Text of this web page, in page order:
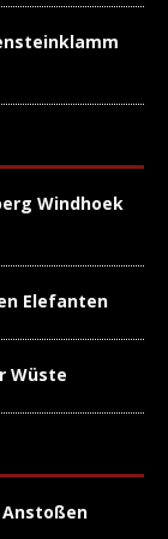
Windhoek
Elefanten
Wüste